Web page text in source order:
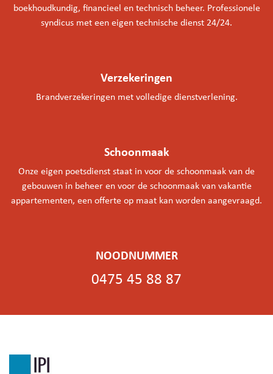
boekhoudkundig, financieel en technisch beheer. Professionele
syndicus met een eigen technische dienst 24/24.
Verzekeringen
Brandverzekeringen met volledige dienstverlening.
Schoonmaak
Onze eigen poetsdienst staat in voor de schoonmaak van de
gebouwen in beheer en voor de schoonmaak van vakantie
appartementen, een offerte op maat kan worden aangevraagd.
NOODNUMMER
0475 45 88 87